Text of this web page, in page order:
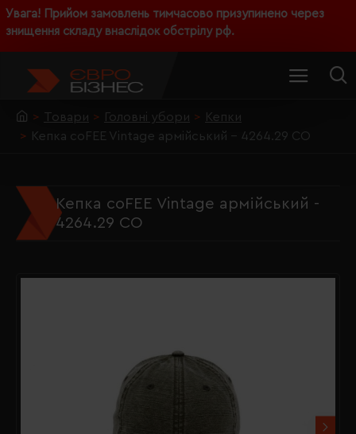
Увага! Прийом замовлень тимчасово призупинено через
знищення складу внаслідок обстрілу рф.
Товари Головні убори
Кепки
Кепка coFEE Vintage армійський - 4264.29 CO
Кепка coFEE Vintage армійський -
4264.29 CO